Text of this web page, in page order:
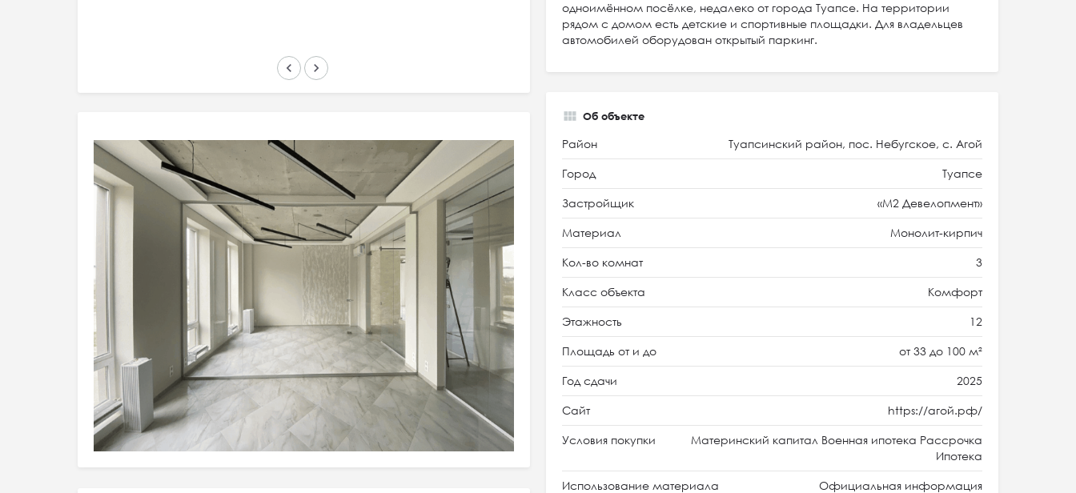
keyboard_arrow_left keyboard_arrow_right
одноимённом посёлке, недалеко от города Туапсе. На территории
рядом с домом есть детские и спортивные площадки. Для владельцев
автомобилей оборудован открытый паркинг.
Об объекте
Район Туапсинский район, пос. Небугское, с. Агой
Город Туапсе
Застройщик «М2 Девелопмент»
Материал Монолит-кирпич
Кол-во комнат 3
Класс объекта Комфорт
Этажность 12
Площадь от и до от 33 до 100 м²
Год сдачи 2025
Сайт https://агой.рф/
Условия покупки
Материнский капитал Военная ипотека Рассрочка
Ипотека
Использование материала
Официальная информация